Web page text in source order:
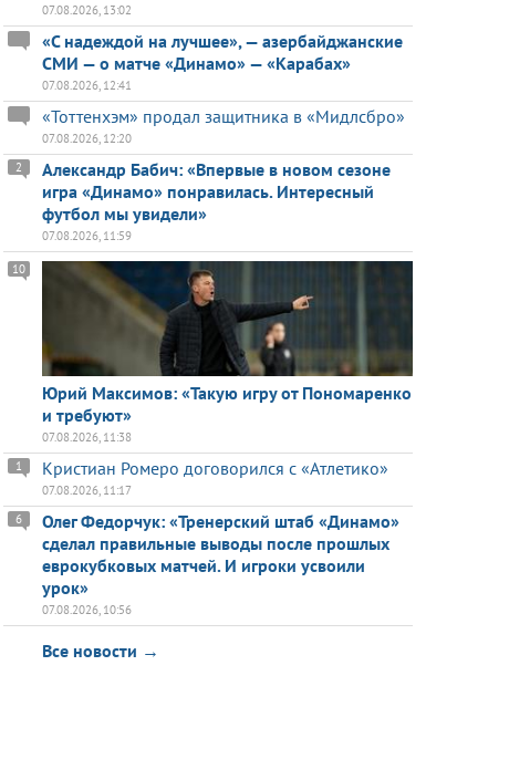
07.08.2026, 13:02
«С надеждой на лучшее», — азербайджанские
СМИ — о матче «Динамо» — «Карабах»
07.08.2026, 12:41
«Тоттенхэм» продал защитника в «Мидлсбро»
07.08.2026, 12:20
Александр Бабич: «Впервые в новом сезоне
игра «Динамо» понравилась. Интересный
футбол мы увидели»
2
07.08.2026, 11:59
Юрий Максимов: «Такую игру от Пономаренко
и требуют»
10
07.08.2026, 11:38
Кристиан Ромеро договорился с «Атлетико»
1
07.08.2026, 11:17
Олег Федорчук: «Тренерский штаб «Динамо»
сделал правильные выводы после прошлых
еврокубковых матчей. И игроки усвоили
урок»
6
07.08.2026, 10:56
Все новости →